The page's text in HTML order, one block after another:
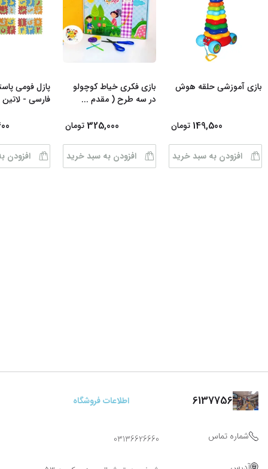
بازی آموزشی حلقه هوش
149,500 تومان
افزودن به سبد خرید
بازی فکری خیاط کوچولو
در سه طرح ( مقدم ...
325,000 تومان
افزودن به سبد خرید
پازل فومی
فارسی -
افزودن
6137756 اطلاعات فروشگاه
شماره تماس 03136626660